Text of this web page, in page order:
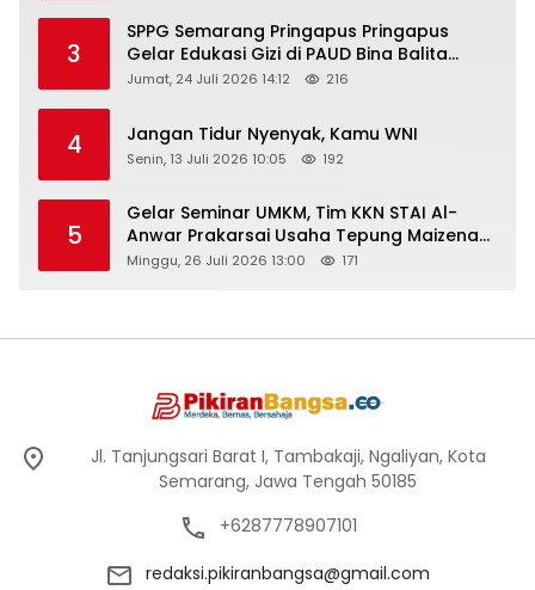
3
SPPG Semarang Pringapus Pringapus
Gelar Edukasi Gizi di PAUD Bina Balita
Peringati Hari Anak Nasional 2026
Jumat, 24 Juli 2026 14:12 216
4 Jangan Tidur Nyenyak, Kamu WNI
Senin, 13 Juli 2026 10:05 192
5
Gelar Seminar UMKM, Tim KKN STAI Al-
Anwar Prakarsai Usaha Tepung Maizena
di Logung
Minggu, 26 Juli 2026 13:00 171
Jl. Tanjungsari Barat I, Tambakaji, Ngaliyan, Kota
Semarang, Jawa Tengah 50185
+6287778907101
redaksi.pikiranbangsa@gmail.com